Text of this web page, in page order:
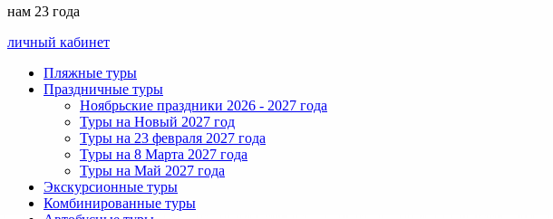
нам 23 года
личный кабинет
Пляжные туры
Праздничные туры
Ноябрьские праздники 2026 - 2027 года
Туры на Новый 2027 год
Туры на 23 февраля 2027 года
Туры на 8 Марта 2027 года
Туры на Май 2027 года
Экскурсионные туры
Комбинированные туры